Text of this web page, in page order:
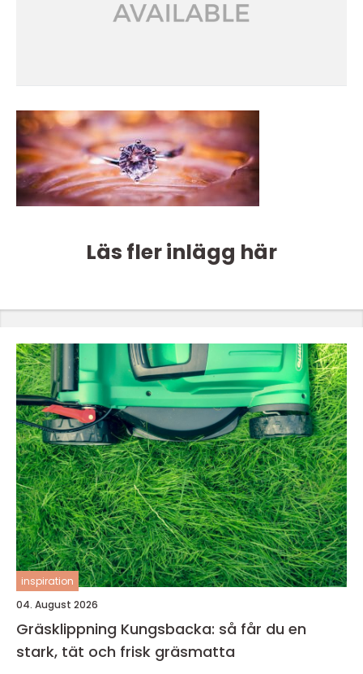
Läs fler inlägg här
inspiration
04. August 2026
Gräsklippning Kungsbacka: så får du en
stark, tät och frisk gräsmatta